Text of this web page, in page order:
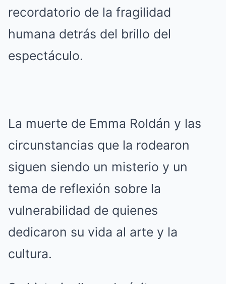
recordatorio de la fragilidad
humana detrás del brillo del
espectáculo.
La muerte de Emma Roldán y las
circunstancias que la rodearon
siguen siendo un misterio y un
tema de reflexión sobre la
vulnerabilidad de quienes
dedicaron su vida al arte y la
cultura.